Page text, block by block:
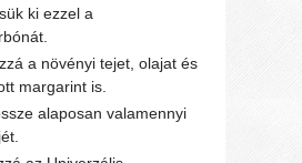
ki ezzel a
a növényi tejet, olajat és
margarint is.
alaposan valamennyi